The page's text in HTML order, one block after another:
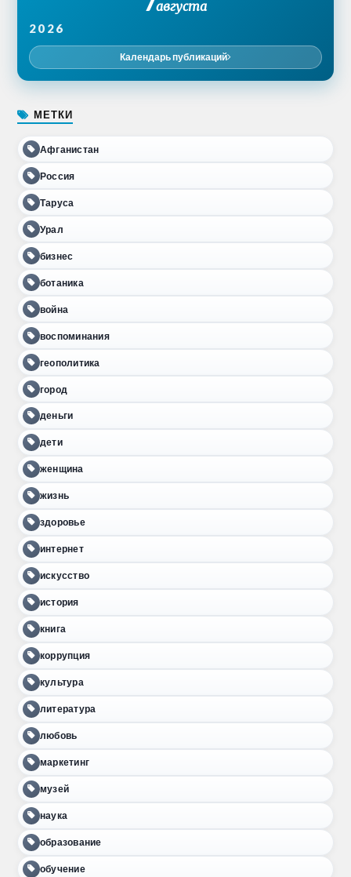
августа
2026
Календарь публикаций
МЕТКИ
Афганистан
Россия
Таруса
Урал
бизнес
ботаника
война
воспоминания
геополитика
город
деньги
дети
женщина
жизнь
здоровье
интернет
искусство
история
книга
коррупция
культура
литература
любовь
маркетинг
музей
наука
образование
обучение